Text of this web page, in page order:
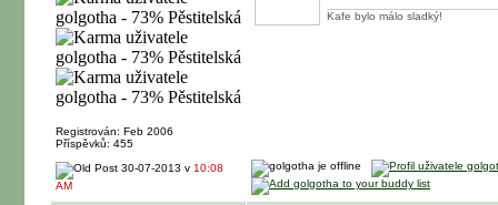
Registrován: Feb 2006
Příspěvků: 455
Kafe bylo málo sladký!
30-07-2013 v 10:08
AM